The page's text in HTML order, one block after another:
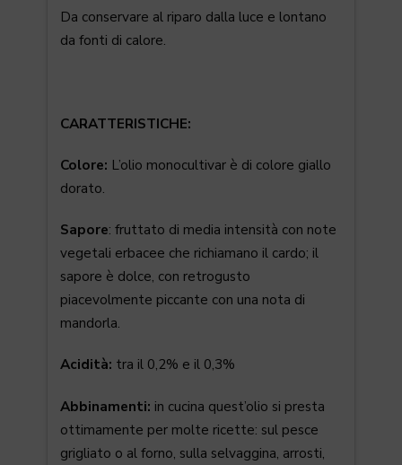
Da conservare al riparo dalla luce e lontano
da fonti di calore.
CARATTERISTICHE:
Colore: L’olio monocultivar è di colore giallo
dorato.
Sapore: fruttato di media intensità con note
vegetali erbacee che richiamano il cardo; il
sapore è dolce, con retrogusto
piacevolmente piccante con una nota di
mandorla.
Acidità: tra il 0,2% e il 0,3%
Abbinamenti: in cucina quest’olio si presta
ottimamente per molte ricette: sul pesce
grigliato o al forno, sulla selvaggina, arrosti,